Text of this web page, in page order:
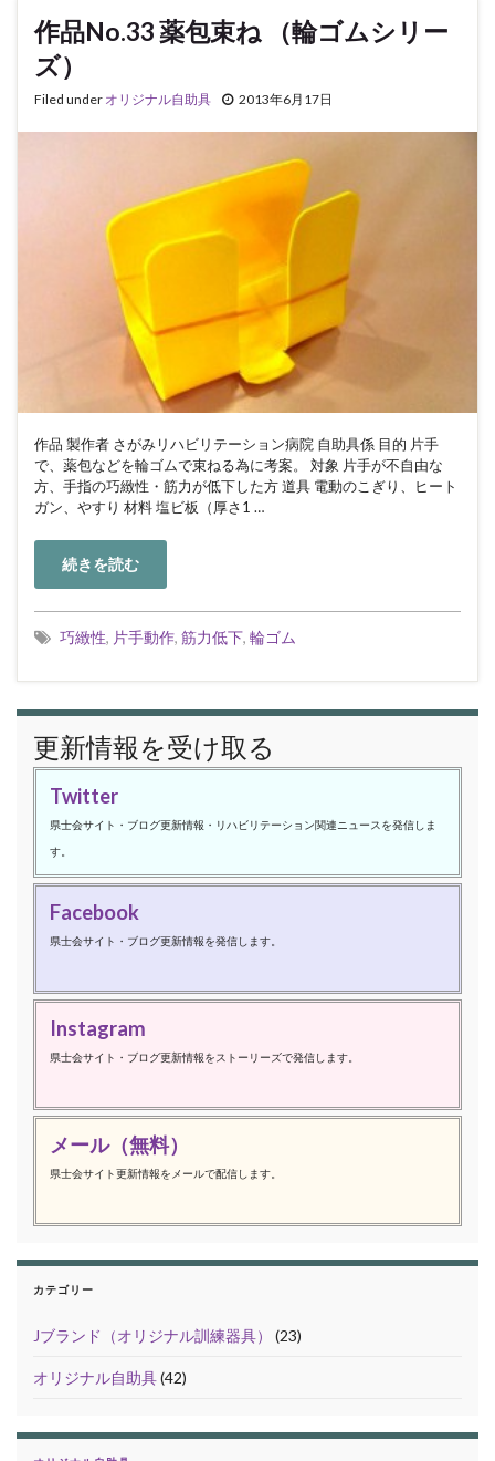
作品No.33 薬包束ね （輪ゴムシリー
ズ）
Filed under オリジナル自助具 2013年6月17日
作品 製作者 さがみリハビリテーション病院 自助具係 目的 片手
で、薬包などを輪ゴムで束ねる為に考案。 対象 片手が不自由な
方、手指の巧緻性・筋力が低下した方 道具 電動のこぎり、ヒート
ガン、やすり 材料 塩ビ板（厚さ1 …
続きを読む
巧緻性, 片手動作, 筋力低下, 輪ゴム
更新情報を受け取る
Twitter
県士会サイト・ブログ更新情報・リハビリテーション関連ニュースを発信しま
す。
Facebook
県士会サイト・ブログ更新情報を発信します。
Instagram
県士会サイト・ブログ更新情報をストーリーズで発信します。
メール（無料）
県士会サイト更新情報をメールで配信します。
カテゴリー
Jブランド（オリジナル訓練器具） (23)
オリジナル自助具(42)